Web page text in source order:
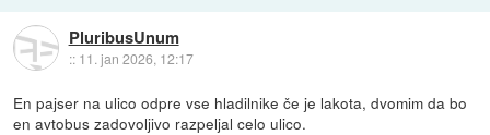
PluribusUnum
:: 11. jan 2026, 12:17
En pajser na ulico odpre vse hladilnike če je lakota, dvomim da bo
en avtobus zadovoljivo razpeljal celo ulico.